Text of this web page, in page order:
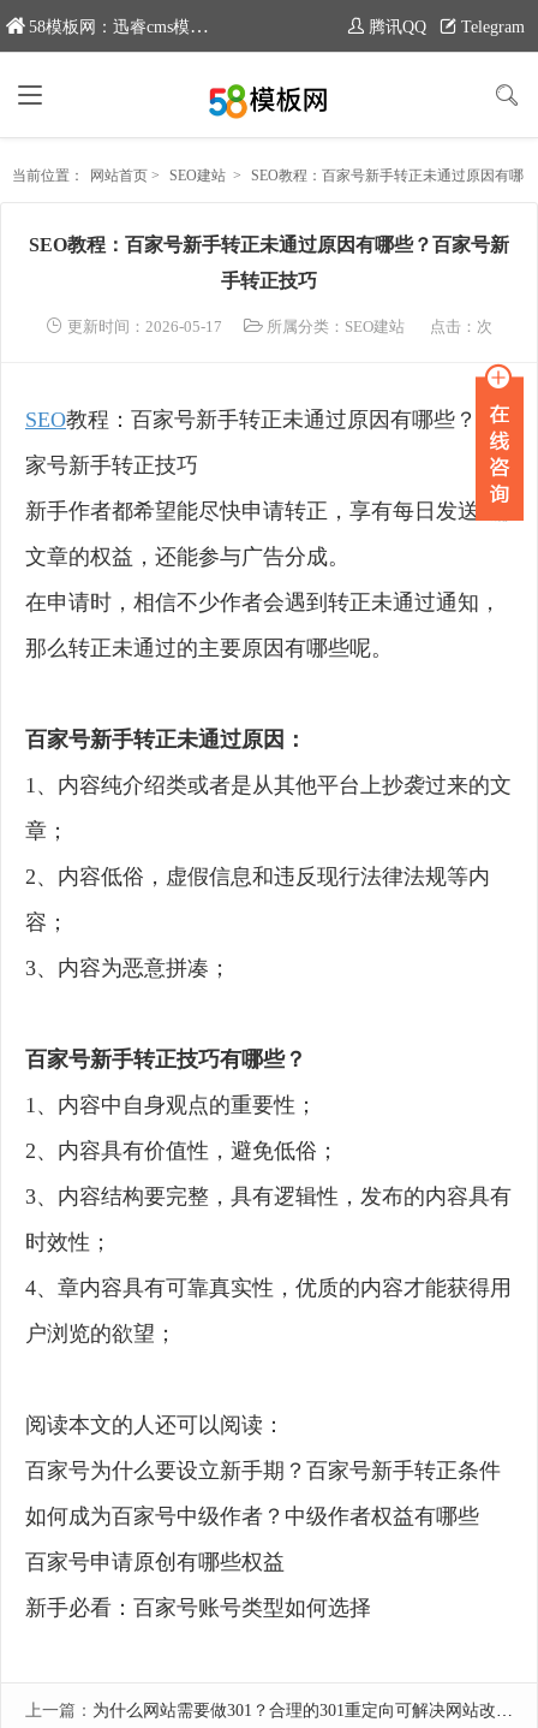
58模板网：迅睿cms模板专业分享平台，新域名：www.moban58.com 腾讯QQ Telegram
当前位置： 网站首页 > SEO建站 > SEO教程：百家号新手转正未通过原因有哪些？百家号新手转正技巧
SEO教程：百家号新手转正未通过原因有哪些？百家号新
手转正技巧
更新时间：2026-05-17 所属分类： SEO建站 点击： 次
SEO教程：百家号新手转正未通过原因有哪些？百
家号新手转正技巧
新手作者都希望能尽快申请转正，享有每日发送5篇
文章的权益，还能参与广告分成。
在申请时，相信不少作者会遇到转正未通过通知，
那么转正未通过的主要原因有哪些呢。
百家号新手转正未通过原因：
1、内容纯介绍类或者是从其他平台上抄袭过来的文
章；
2、内容低俗，虚假信息和违反现行法律法规等内
容；
3、内容为恶意拼凑；
百家号新手转正技巧有哪些？
1、内容中自身观点的重要性；
2、内容具有价值性，避免低俗；
3、内容结构要完整，具有逻辑性，发布的内容具有
时效性；
4、章内容具有可靠真实性，优质的内容才能获得用
户浏览的欲望；
阅读本文的人还可以阅读：
百家号为什么要设立新手期？百家号新手转正条件
如何成为百家号中级作者？中级作者权益有哪些
百家号申请原创有哪些权益
新手必看：百家号账号类型如何选择
上一篇： 为什么网站需要做301？合理的301重定向可解决网站改版、域名替换问题